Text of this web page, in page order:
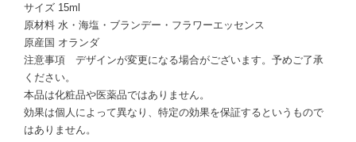
サイズ 15ml
原材料 水・海塩・ブランデー・フラワーエッセンス
原産国 オランダ
注意事項 デザインが変更になる場合がございます。予めご了承
ください。
本品は化粧品や医薬品ではありません。
効果は個人によって異なり、特定の効果を保証するというもので
はありません。